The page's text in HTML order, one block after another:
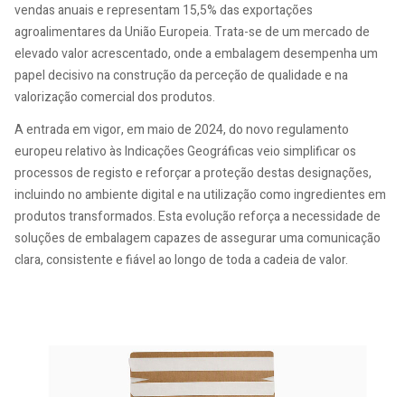
vendas anuais e representam 15,5% das exportações
agroalimentares da União Europeia. Trata-se de um mercado de
elevado valor acrescentado, onde a embalagem desempenha um
papel decisivo na construção da perceção de qualidade e na
valorização comercial dos produtos.
A entrada em vigor, em maio de 2024, do novo regulamento
europeu relativo às Indicações Geográficas veio simplificar os
processos de registo e reforçar a proteção destas designações,
incluindo no ambiente digital e na utilização como ingredientes em
produtos transformados. Esta evolução reforça a necessidade de
soluções de embalagem capazes de assegurar uma comunicação
clara, consistente e fiável ao longo de toda a cadeia de valor.